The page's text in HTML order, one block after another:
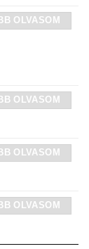
OLVASOM
OLVASOM
OLVASOM
OLVASOM